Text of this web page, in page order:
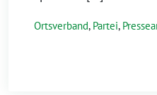
Ortsverband, Partei,